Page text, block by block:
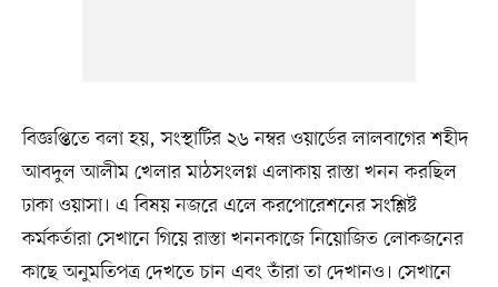
বিজ্ঞপ্তিতে বলা হয়, সংস্থাটির ২৬ নম্বর ওয়ার্ডের লালবাগের শহীদ
আবদুল আলীম খেলার মাঠসংলগ্ন এলাকায় রাস্তা খনন করছিল
ঢাকা ওয়াসা। এ বিষয় নজরে এলে করপোরেশনের সংশ্লিষ্ট
কর্মকর্তারা সেখানে গিয়ে রাস্তা খননকাজে নিয়োজিত লোকজনের
কাছে অনুমতিপত্র দেখতে চান এবং তাঁরা তা দেখানও। সেখানে